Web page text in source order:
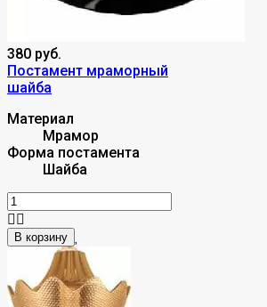
380 руб.
Постамент мраморный
шайба
Материал
Мрамор
Форма постамента
Шайба
В корзину